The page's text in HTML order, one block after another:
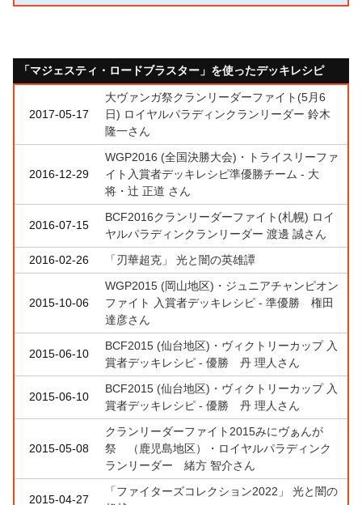
「マジェスティ・ロードブラスター」を使ったデッキレシピ
2017-05-17
大ヴァンガ祭クランリーダーファイト(5月6
日) ロイヤルパラディンクランリーダー 鈴木
隆一さん
2016-12-29
WGP2016 (全国決勝大会)・トライスリーファ
イト入賞者デッキレシピ準優勝チーム - 大
将・辻 正道 さん
2016-07-15
BCF2016クランリーダーファイト(札幌) ロイ
ヤルパラディンクランリーダー 渡邊 誠さん
2016-02-26
「刃華超克」 光と闇の英雄譚
2015-10-06
WGP2015 (岡山地区)・ジュニアチャンピオン
ファイト 入賞者デッキレシピ - 準優勝 権田
達彦さん
2015-06-10
BCF2015 (仙台地区)・ヴィクトリーカップ 入
賞者デッキレシピ - 優勝 丹 理人さん
2015-06-10
BCF2015 (仙台地区)・ヴィクトリーカップ 入
賞者デッキレシピ - 優勝 丹 理人さん
2015-05-08
クランリーダーファイト2015みにヴぁんが
祭 （鹿児島地区）・ロイヤルパラディンク
ランリーダー 緒方 智介さん
2015-04-27
「ファイターズコレクション2022」 光と闇の